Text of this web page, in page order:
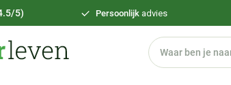
5) Persoonlijk advies